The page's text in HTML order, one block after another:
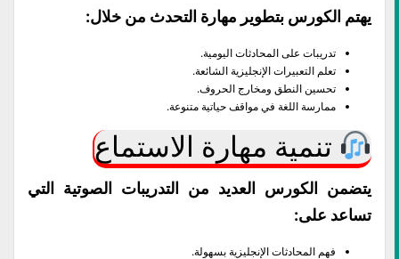
يهتم الكورس بتطوير مهارة التحدث من خلال:
تدريبات على المحادثات اليومية.
تعلم التعبيرات الإنجليزية الشائعة.
تحسين النطق ومخارج الحروف.
ممارسة اللغة في مواقف حياتية متنوعة.
تنمية مهارة الاستماع
يتضمن الكورس العديد من التدريبات الصوتية التي
تساعد على:
فهم المحادثات الإنجليزية بسهولة.